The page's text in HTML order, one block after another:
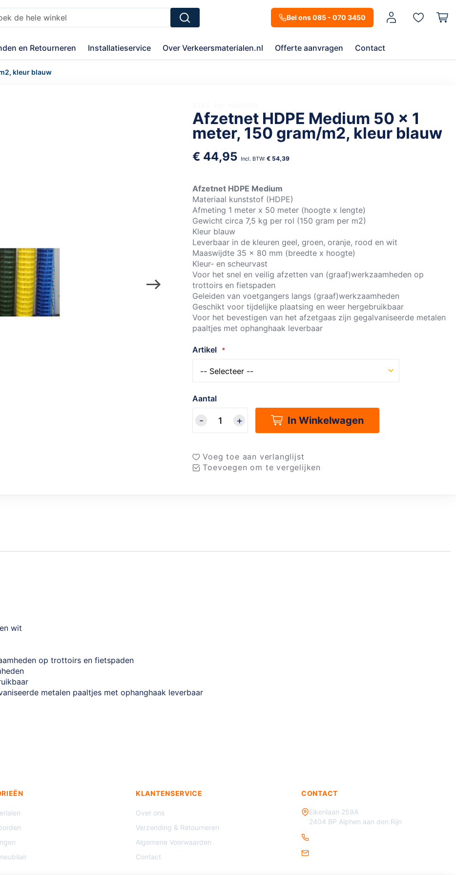
Bel ons 085 - 070 3450 Mijn account
Zoek
en Retourneren Installatieservice Over Verkeersmaterialen.nl Offerte aanvragen Contact
kleur blauw
Afzetnet HDPE Medium 50 x 1
meter, 150 gram/m2, kleur blauw
€ 44,95 € 54,39
Afzetnet HDPE Medium
Materiaal kunststof (HDPE)
Afmeting 1 meter x 50 meter (hoogte x lengte)
Gewicht circa 7,5 kg per rol (150 gram per m2)
Kleur blauw
Leverbaar in de kleuren geel, groen, oranje, rood en wit
Maaswijdte 35 x 80 mm (breedte x hoogte)
Kleur- en scheurvast
Voor het snel en veilig afzetten van (graaf)werkzaamheden op
trottoirs en fietspaden
Geleiden van voetgangers langs (graaf)werkzaamheden
Geschikt voor tijdelijke plaatsing en weer hergebruikbaar
Voor het bevestigen van het afzetgaas zijn gegalvaniseerde metalen
paaltjes met ophanghaak leverbaar
Artikel
Aantal
In Winkelwagen
Voeg toe aan verlanglijst
Toevoegen om te vergelijken
wit
op trottoirs en fietspaden
metalen paaltjes met ophanghaak leverbaar
KLANTENSERVICE
Over ons
Verzending & Retourneren
Algemene Voorwaarden
Contact
CONTACT
Eikenlaan 259A
2404 BP Alphen aan den Rijn